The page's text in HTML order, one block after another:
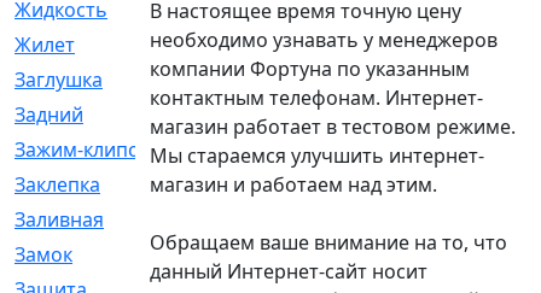
Жидкость
[80]
Жилет
[1]
Заглушка
[21]
Задний
Зажим-клипса
[1]
Заклепка
[1]
Заливная
Замок
[12]
В настоящее время точную цену
необходимо узнавать у менеджеров
компании Фортуна по указанным
контактным телефонам. Интернет-
магазин работает в тестовом режиме.
Мы стараемся улучшить интернет-
магазин и работаем над этим.
Обращаем ваше внимание на то, что
данный Интернет-сайт носит